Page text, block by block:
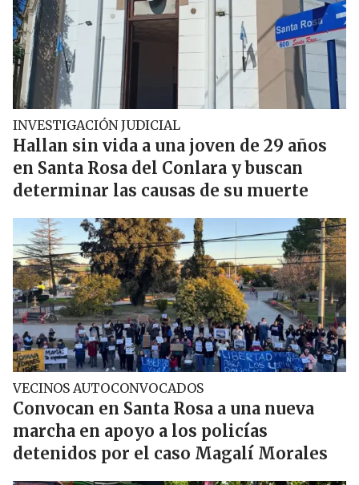
INVESTIGACIÓN JUDICIAL
Hallan sin vida a una joven de 29 años
en Santa Rosa del Conlara y buscan
determinar las causas de su muerte
VECINOS AUTOCONVOCADOS
Convocan en Santa Rosa a una nueva
marcha en apoyo a los policías
detenidos por el caso Magalí Morales